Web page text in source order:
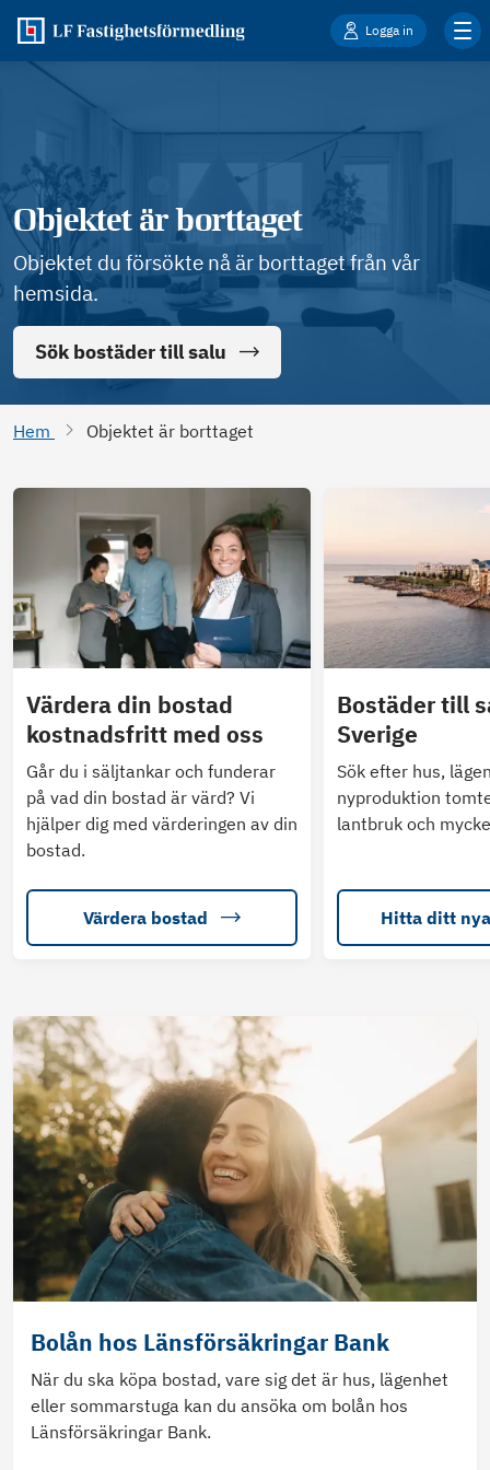
Logga in
Objektet är borttaget
Objektet du försökte nå är borttaget från vår
hemsida.
Sök bostäder till salu
Hem Objektet är borttaget
Värdera din bostad
kostnadsfritt med oss
Går du i säljtankar och funderar
på vad din bostad är värd? Vi
hjälper dig med värderingen av din
bostad.
Värdera bostad
Bostäder till
Sverige
Sök efter hus,
nyproduktion
lantbruk och
Hitta ditt
Bolån hos Länsförsäkringar Bank
När du ska köpa bostad, vare sig det är hus, lägenhet
eller sommarstuga kan du ansöka om bolån hos
Länsförsäkringar Bank.